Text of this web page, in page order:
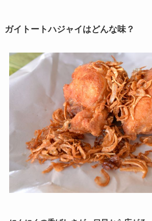
ガイトートハジャイはどんな味？